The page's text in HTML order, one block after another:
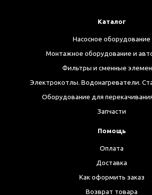
Каталог
Насосное оборудование
Монтажное оборудование и
Фильтры и сменные
Электрокотлы. Водонагреватели.
Оборудование для
Запчасти
Помощь
Оплата
Доставка
Как оформить заказ
Возврат товара